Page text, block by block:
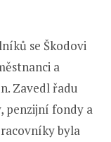
se Škodovi
a
Zavedl řadu
penzijní fondy a
byla